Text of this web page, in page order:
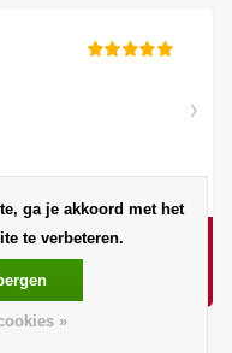
ga je akkoord met het
te verbeteren.
»